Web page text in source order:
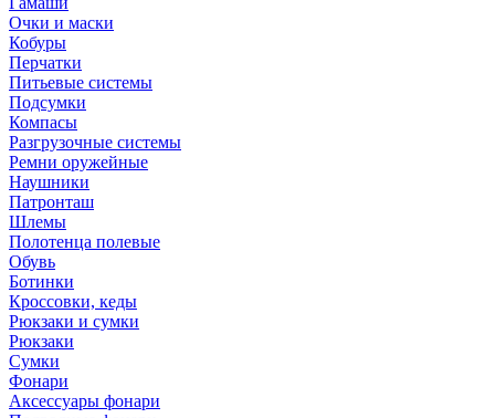
Очки и маски
Кобуры
Перчатки
Питьевые системы
Подсумки
Компасы
Разгрузочные системы
Ремни оружейные
Наушники
Патронташ
Шлемы
Полотенца полевые
Обувь
Ботинки
Кроссовки, кеды
Рюкзаки и сумки
Рюкзаки
Сумки
Фонари
Аксессуары фонари